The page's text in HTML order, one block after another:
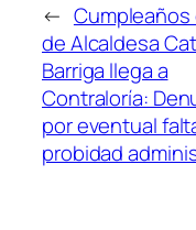
← Cumpleaños
de Alcaldesa
Barriga llega a
Contraloría:
por eventual
probidad